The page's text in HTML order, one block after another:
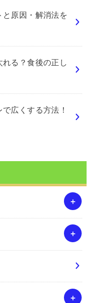
原因・解消法を
る？食後の正し
広くする方法！